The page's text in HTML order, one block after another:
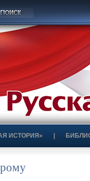
ИСТОРИЯ»